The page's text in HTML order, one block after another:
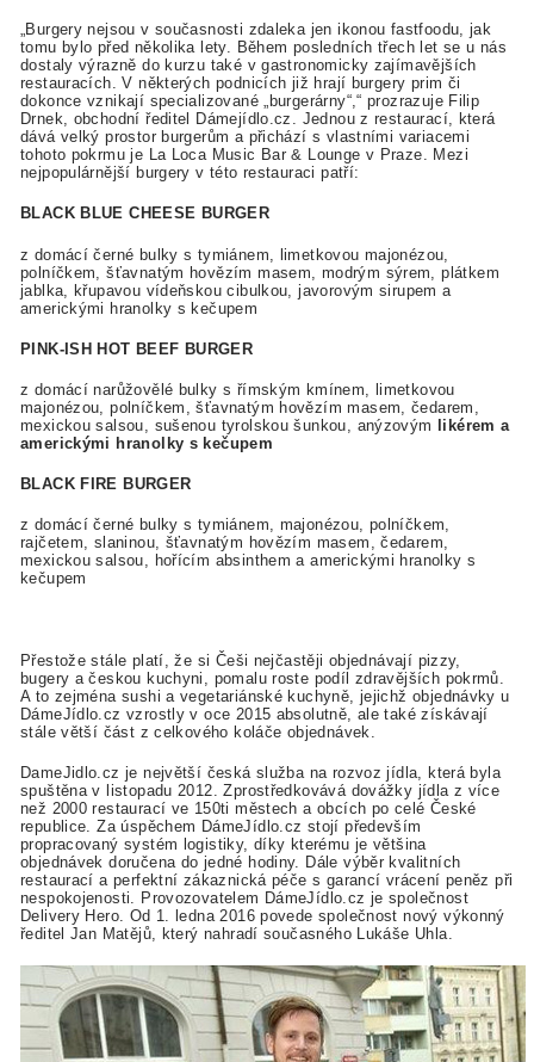
„Burgery nejsou v současnosti zdaleka jen ikonou fastfoodu, jak
tomu bylo před několika lety. Během posledních třech let se u nás
dostaly výrazně do kurzu také v gastronomicky zajímavějších
restauracích. V některých podnicích již hrají burgery prim či
dokonce vznikají specializované „burgerárny“,“ prozrazuje Filip
Drnek, obchodní ředitel Dámejídlo.cz. Jednou z restaurací, která
dává velký prostor burgerům a přichází s vlastními variacemi
tohoto pokrmu je La Loca Music Bar & Lounge v Praze. Mezi
nejpopulárnější burgery v této restauraci patří:
BLACK BLUE CHEESE BURGER
z domácí černé bulky s tymiánem, limetkovou majonézou,
polníčkem, šťavnatým hovězím masem, modrým sýrem, plátkem
jablka, křupavou vídeňskou cibulkou, javorovýmsirupem a
americkými hranolky s kečupem
PINK-ISH HOT BEEF BURGER
z domácí narůžovělé bulky s římským kmínem, limetkovou
majonézou, polníčkem, šťavnatým hovězím masem, čedarem,
mexickou salsou, sušenou tyrolskou šunkou, anýzovým
likérem a
americkými hranolky s kečupem
BLACK FIRE BURGER
z domácí černé bulky s tymiánem, majonézou, polníčkem,
rajčetem, slaninou, šťavnatým hovězím masem, čedarem,
mexickou salsou, hořícím absinthem a americkými hranolky s
kečupem
Přestože stále platí, že si Češi nejčastěji objednávají pizzy,
bugery a českou kuchyni, pomalu roste podíl zdravějších pokrmů.
A to zejména sushi a vegetariánské kuchyně, jejichž objednávky u
DámeJídlo.cz vzrostly v oce 2015 absolutně, ale také získávají
stále větší část z celkového koláče objednávek.
DameJidlo.cz je největší česká služba na rozvoz jídla, která byla
spuštěna v listopadu 2012. Zprostředkovává dovážky jídla z více
než 2000 restaurací ve 150ti městech a obcích po celé České
republice. Za úspěchem DámeJídlo.cz stojí především
propracovaný systém logistiky, díky kterému je většina
objednávek doručena do jedné hodiny. Dále výběr kvalitních
restaurací a perfektní zákaznická péče s garancí vrácení peněz při
nespokojenosti. Provozovatelem DámeJídlo.cz je společnost
Delivery Hero. Od 1. ledna 2016 povede společnost nový výkonný
ředitel Jan Matějů, který nahradí současného Lukáše Uhla.